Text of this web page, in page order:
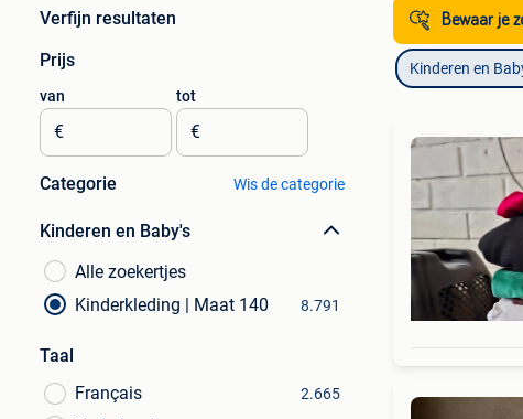
Verfijn resultaten
Prijs
van
€
tot
€
Categorie Wis de categorie
Kinderen en Baby's
Alle zoekertjes
Kinderkleding | Maat 140
8.791
Taal
Français
2.665
Bewaar je
Kinderen en